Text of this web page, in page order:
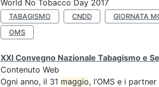
World No Tobacco Day 2017
TABAGISMO CNDD GIORNATA
OMS
XXI Convegno Nazionale Tabagismo e
Contenuto Web
Ogni anno, il 31 maggio, l’OMS e i